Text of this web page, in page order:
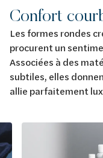
Confort
Les formes rondes
procurent un
Associées à des
subtiles, elles
allie parfaitement